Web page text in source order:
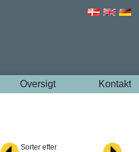
Oversigt Kontakt
Sorter efter